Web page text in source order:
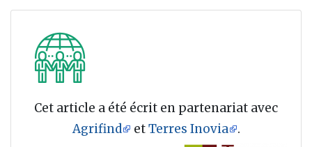
Cet article a été écrit en partenariat avec
Agrifind
etTerres Inovia .